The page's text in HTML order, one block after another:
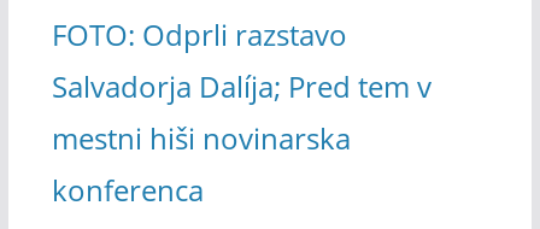
FOTO: Odprli razstavo
Salvadorja Dalíja; Pred tem v
mestni hiši novinarska
konferenca